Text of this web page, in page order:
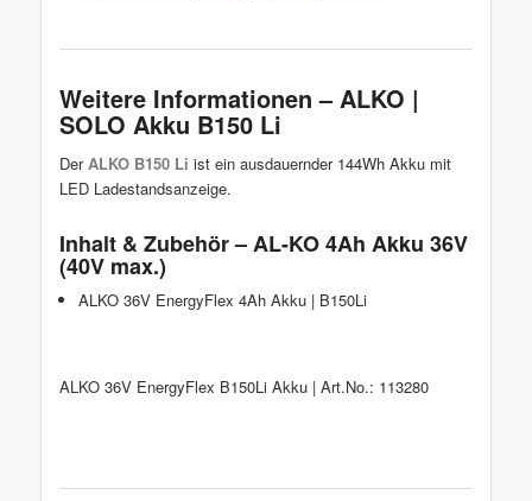
Weitere Informationen – ALKO |
SOLO Akku B150 Li
DerALKO B150 Li ist ein ausdauernder 144Wh Akku mit
LED Ladestandsanzeige.
Inhalt & Zubehör – AL-KO 4Ah Akku 36V
(40V max.)
ALKO 36V EnergyFlex 4Ah Akku | B150Li
ALKO 36V EnergyFlex B150Li Akku | Art.No.: 113280